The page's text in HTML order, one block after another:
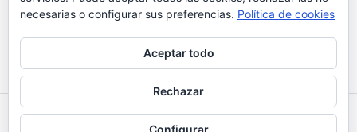
necesarias o configurar sus preferencias. Política de cookies
Aceptar todo
Rechazar
Configurar